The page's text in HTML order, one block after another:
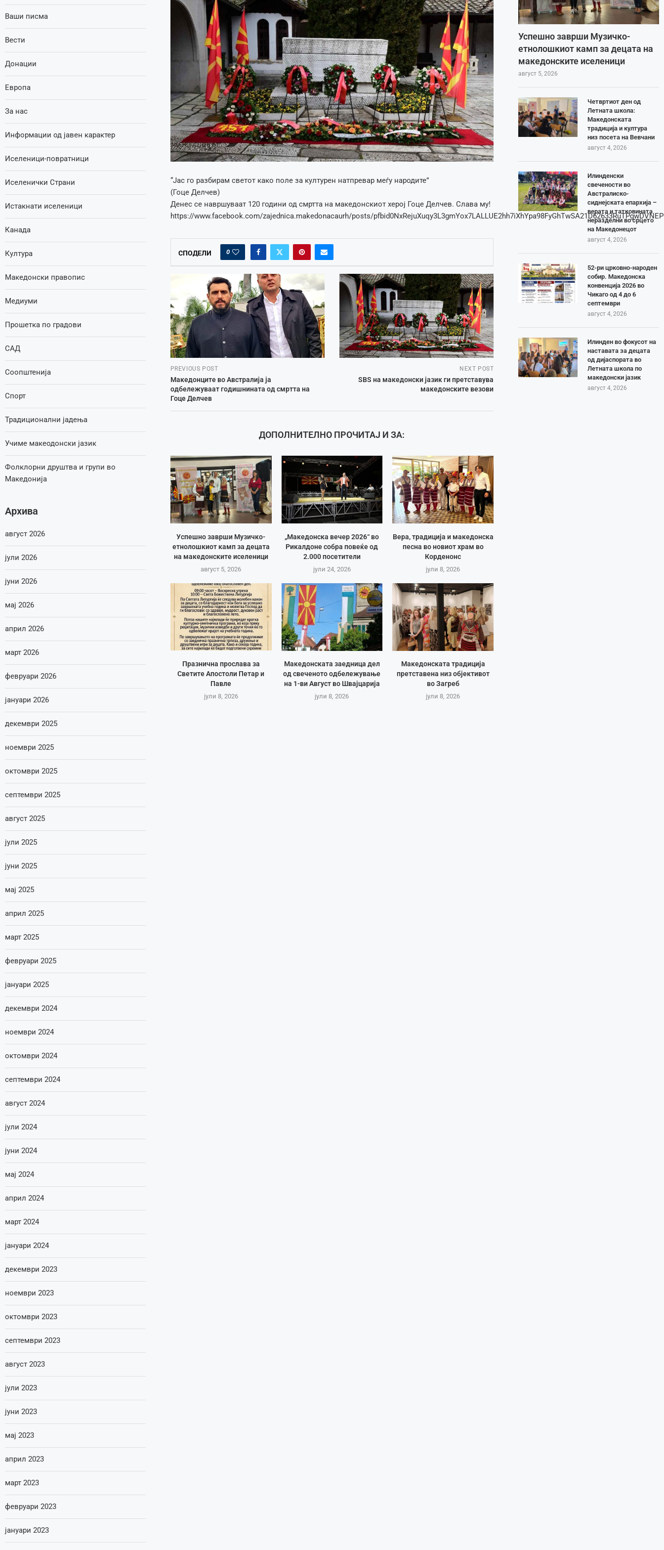
“Јас го разбирам светот како поле за културен натпревар меѓу народите”
(Гоце Делчев)
Денес се навршуваат 120 години од смртта на македонскиот херој Гоце Делчев. Слава му!
https://www.facebook.com/zajednica.makedonacaurh/posts/
СПОДЕЛИ 0
PREVIOUS POST
Македонците во Австралија ја
одбележуваат годишнината од смртта на
Гоце Делчев
NEXT POST
SBS на македонски јазик ги претставува
македонските везови
ДОПОЛНИТЕЛНО ПРОЧИТАЈ И ЗА:
Успешно заврши Музичко-
етнолошкиот камп за децата
на македонските иселеници
август 5, 2026
„Македонска вечер 2026“ во
Рикалдоне собра повеќе од
2.000 посетители
јули 24, 2026
Вера, традиција и македонска
песна во новиот храм во
Корденонс
јули 8, 2026
Празнична прослава за
Светите Апостоли Петар и
Павле
јули 8, 2026
Македонската заедница дел
од свеченото одбележување
на 1-ви Август во Швајцарија
јули 8, 2026
Македонската традиција
претставена низ објективот
во Загреб
јули 8, 2026
Успешно заврши Музичко-
етнолошкиот камп за децата на
македонските иселеници
август 5, 2026
Четвртиот ден од
Летната школа:
Македонската
традиција и култура
низ посета на Вевчани
август 4, 2026
Илинденски
свечености во
Австралиско-
сиднејската епархија –
верата и татковината
неразделни во срцето
на Македонецот
август 4, 2026
52-ри црковно-народен
собир. Македонска
конвенција 2026 во
Чикаго од 4 до 6
септември
август 4, 2026
Илинден во фокусот на
наставата за децата
од дијаспората во
Летната школа по
македонски јазик
август 4, 2026
Ваши писма
Вести
Донации
Европа
За нас
Информации од јавен карактер
Иселеници-повратници
Иселенички Страни
Истакнати иселеници
Канада
Култура
Македонски правопис
Медиуми
Прошетка по градови
САД
Соопштенија
Спорт
Традиционални јадења
Учиме макеодонски јазик
Фолклорни друштва и групи во
Македонија
Архива
август 2026
јули 2026
јуни 2026
мај 2026
април 2026
март 2026
февруари 2026
јануари 2026
декември 2025
ноември 2025
октомври 2025
септември 2025
август 2025
јули 2025
јуни 2025
мај 2025
април 2025
март 2025
февруари 2025
јануари 2025
декември 2024
ноември 2024
октомври 2024
септември 2024
август 2024
јули 2024
јуни 2024
мај 2024
април 2024
март 2024
јануари 2024
декември 2023
ноември 2023
октомври 2023
септември 2023
август 2023
јули 2023
јуни 2023
мај 2023
април 2023
март 2023
февруари 2023
јануари 2023